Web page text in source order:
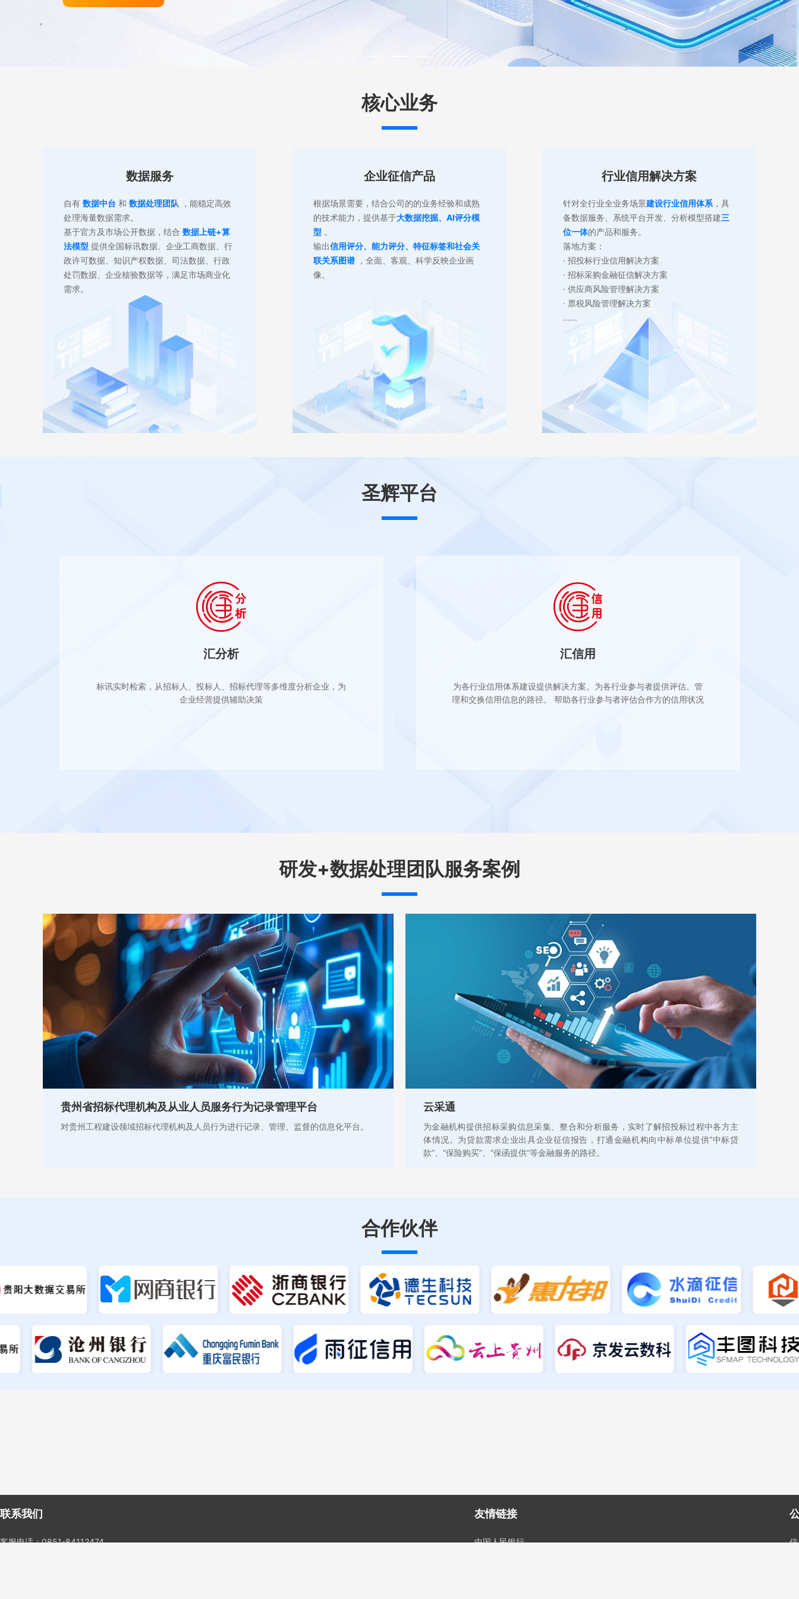
核心业务
数据服务
自有 数据中台 和 数据处理团队 ，能稳定高效
处理海量数据需求。
基于官方及市场公开数据，结合 数据上链+算
法模型 提供全国标讯数据、企业工商数据、行
政许可数据、知识产权数据、司法数据、行政
处罚数据、企业核验数据等，满足市场商业化
需求。
数据服务
数据API接口
数据包
了解更多
企业征信产品
根据场景需要，结合公司的的业务经验和成熟
的技术能力，提供基于大数据挖掘、AI评分模
型 。
输出信用评分、能力评分、特征标签和社会关
联关系图谱，全面、客观、科学反映企业画
像。
企业征信产品
招标采购行业企业信用报告
投标企业前置资格审查报告
了解更多
行业信用解决方案
针对全行业全业务场景建设行业信用体系 ，具
备数据服务、系统平台开发、分析模型搭建三
位一体的产品和服务。
落地方案：
· 招投标行业信用解决方案
· 招标采购金融征信解决方案
· 供应商风险管理解决方案
· 票税风险管理解决方案
......
行业信用解决方案
招标采购金融征信解决方案
招投标行业信用解决方案
供应商风险管理解决方案
解决方案定制
圣辉平台
汇分析
标讯实时检索，从招标人、投标人、招标代理等多维度分析企业，为
企业经营提供辅助决策
汇信用
为各行业信用体系建设提供解决方案。为各行业参与者提供评估、管
理和交换信用信息的路径。 帮助各行业参与者评估合作方的信用状况
研发+数据处理团队服务案例
贵州省招标代理机构及从业人员服务行为记录管理平台
对贵州工程建设领域招标代理机构及人员行为进行记录、管理、监督的信息化平台。
云采通
为金融机构提供招标采购信息采集、整合和分析服务，实时了解招投标过程中各方主
体情况。为贷款需求企业出具企业征信报告，打通金融机构向中标单位提供“中标贷
款”、“保险购买”、“保函提供”等金融服务的路径。
合作伙伴
联系我们
客服电话：0851-84112474
友情链接
中国人民银行